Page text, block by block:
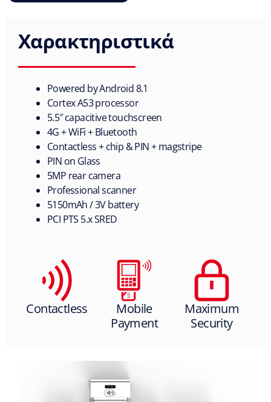
Χαρακτηριστικά
Powered by Android 8.1
Cortex A53 processor
5.5″ capacitive touchscreen
4G + WiFi + Bluetooth
Contactless + chip & PIN + magstripe
PIN on Glass
5MP rear camera
Professional scanner
5150mAh / 3V battery
PCI PTS 5.x SRED
Contactless
Mobile
Payment
Maximum
Security